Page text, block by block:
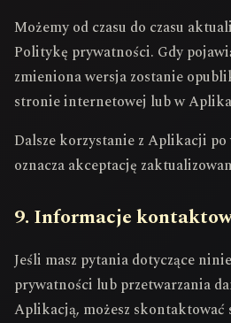
Możemy od czasu do czasu
Politykę prywatności. Gdy
zmieniona wersja zostanie
stronie internetowej lub w
Dalsze korzystanie z Aplikacji
oznacza akceptację
9. Informacje
Jeśli masz pytania dotyczące
prywatności lub przetwarzania
Aplikacją, możesz skontaktować